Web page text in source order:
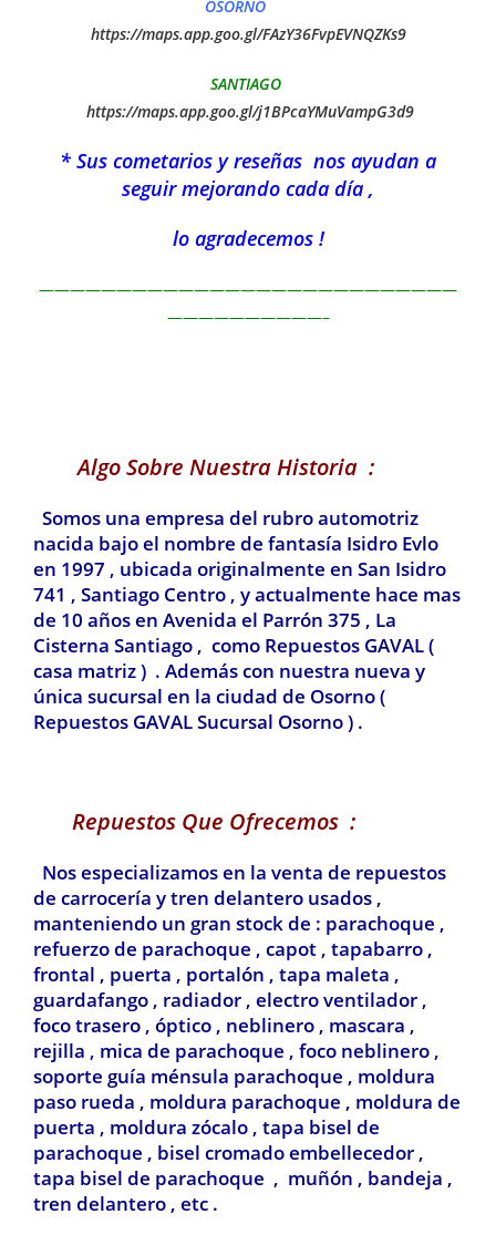
OSORNO
https://maps.app.goo.gl/FAzY36FvpEVNQZKs9
SANTIAGO
https://maps.app.goo.gl/j1BPcaYMuVampG3d9
* Sus cometarios y reseñas nos ayudan a
seguir mejorando cada día ,
lo agradecemos !
———————————————————————————
——————————–
Algo Sobre Nuestra Historia :
Somos una empresa del rubro automotriz
nacida bajo el nombre de fantasía Isidro Evlo
en 1997 , ubicada originalmente en San Isidro
741 , Santiago Centro , y actualmente hace mas
de 10 años en Avenida el Parrón 375 , La
Cisterna Santiago , como Repuestos GAVAL (
casa matriz ) . Además con nuestra nueva y
única sucursal en la ciudad de Osorno (
Repuestos GAVAL Sucursal Osorno ) .
Repuestos Que Ofrecemos :
Nos especializamos en la venta de repuestos
de carrocería y tren delantero usados ,
manteniendo un gran stock de : parachoque ,
refuerzo de parachoque , capot , tapabarro ,
frontal , puerta , portalón , tapa maleta ,
guardafango , radiador , electro ventilador ,
foco trasero , óptico , neblinero , mascara ,
rejilla , mica de parachoque , foco neblinero ,
soporte guía ménsula parachoque , moldura
paso rueda , moldura parachoque , moldura de
puerta , moldura zócalo , tapa bisel de
parachoque , bisel cromado embellecedor ,
tapa bisel de parachoque , muñón , bandeja ,
tren delantero , etc .